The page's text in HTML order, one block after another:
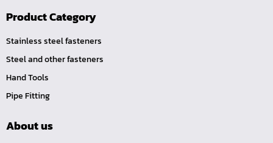
หน้าแปลนเหล็กเกลียวใน JEF 10K TR
หน้าแปลนเหล็กเกลียวใน JEF 150P
หน้าแปลนเหล็กสวมเชื่อม JEF SWRF 150P
หน้าแปลนเหล็กคอสูง JEF WNRF 300P
หน้าแปลนเหล็กคอสูง JEF WNRF PN40
หน้าแปลนเหล็กคอสูง JEF WNRF PN16
Product Category
Stainless steel fasteners
Steel and other fasteners
Hand Tools
Pipe Fitting
About us